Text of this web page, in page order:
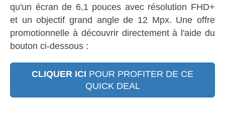
qu'un écran de 6,1 pouces avec résolution FHD+
et un objectif grand angle de 12 Mpx. Une offre
promotionnelle à découvrir directement à l'aide du
bouton ci-dessous :
CLIQUER ICI POUR PROFITER DE CE
QUICK DEAL